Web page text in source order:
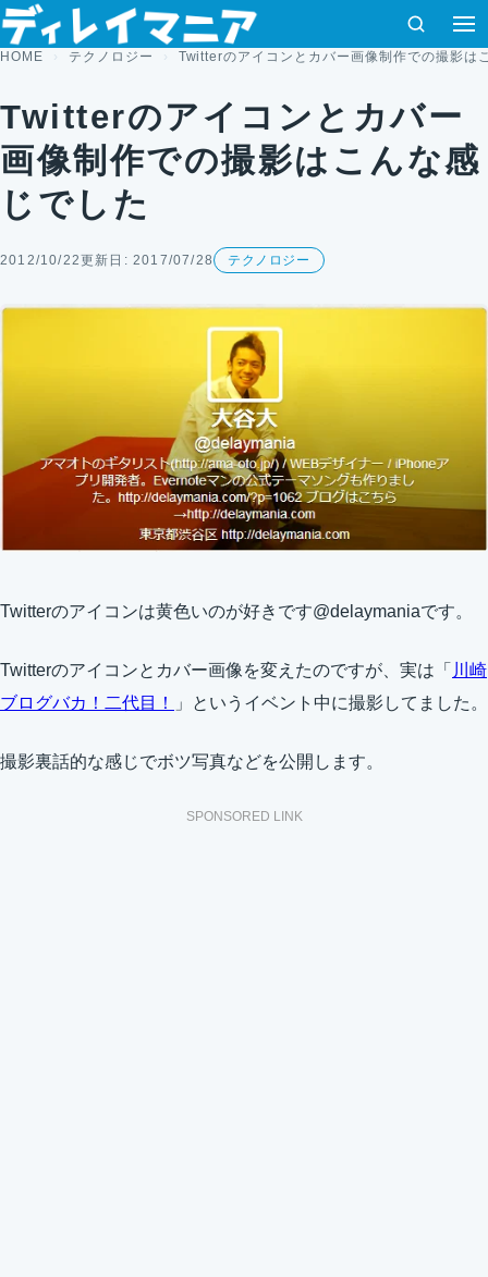
コンテンツへスキップ
検索
HOME テクノロジー Twitterのアイコンとカバー画像制作での撮影は
Twitterのアイコンとカバー
画像制作での撮影はこんな感
じでした
2012/10/22更新日: 2017/07/28 テクノロジー
Twitterのアイコンは黄色いのが好きです@delaymaniaです。
Twitterのアイコンとカバー画像を変えたのですが、実は「 川崎
ブログバカ！二代目！
」というイベント中に撮影してました。
撮影裏話的な感じでボツ写真などを公開します。
SPONSORED LINK